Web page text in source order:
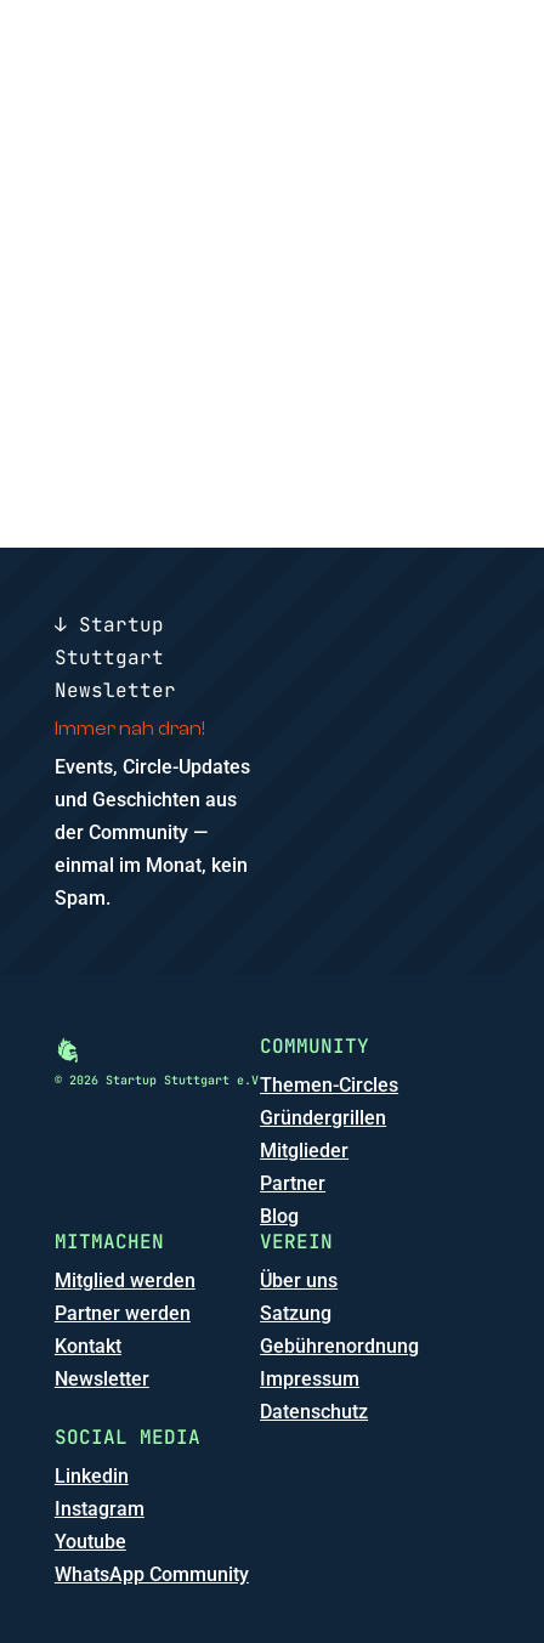
↓ Startup
Stuttgart
Newsletter
Immer nah dran!
Events, Circle-Updates
und Geschichten aus
der Community —
einmal im Monat, kein
Spam.
© 2026 Startup Stuttgart e.V
COMMUNITY
Themen-Circles
Gründergrillen
Mitglieder
Partner
Blog
MITMACHEN
Mitglied werden
Partner werden
Kontakt
Newsletter
VEREIN
Über uns
Satzung
Gebührenordnung
Impressum
Datenschutz
SOCIAL MEDIA
Linkedin
Instagram
Youtube
WhatsApp Community